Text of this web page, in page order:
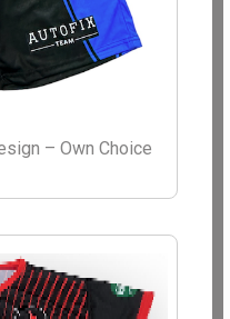
– Own Choice